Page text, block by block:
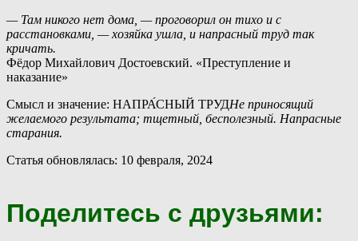
— Там никого нет дома, — проговорил он тихо и с
расстановками, — хозяйка ушла, и напрасный труд так
кричать.
Фёдор Михайлович Достоевский. «Преступление и
наказание»
Смысл и значение: НАПРА́СНЫЙ ТРУДНе приносящий
желаемого результата; тщетный, бесполезный. Напрасные
старания.
Статья обновлялась: 10 февраля, 2024
Поделитесь с друзьями: